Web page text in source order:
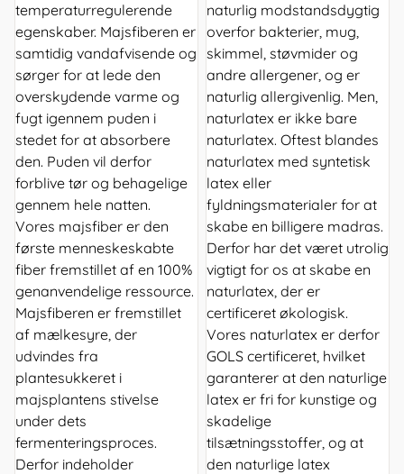
temperaturregulerende
egenskaber. Majsfiberen er
samtidig vandafvisende og
sørger for at lede den
overskydende varme og
fugt igennem puden i
stedet for at absorbere
den. Puden vil derfor
forblive tør og behagelige
gennem hele natten.
Vores majsfiber er den
første menneskeskabte
fiber fremstillet af en 100%
genanvendelige ressource.
Majsfiberen er fremstillet
af mælkesyre, der
udvindes fra
plantesukkeret i
majsplantens stivelse
under dets
fermenteringsproces.
Derfor indeholder
naturlig modstandsdygtig
overfor bakterier, mug,
skimmel, støvmider og
andre allergener, og er
naturlig allergivenlig. Men,
naturlatex er ikke bare
naturlatex. Oftest blandes
naturlatex med syntetisk
latex eller
fyldningsmaterialer for at
skabe en billigere madras.
Derfor har det været utrolig
vigtigt for os at skabe en
naturlatex, der er
certificeret økologisk.
Vores naturlatex er derfor
GOLS certificeret, hvilket
garanterer at den naturlige
latex er fri for kunstige og
skadelige
tilsætningsstoffer, og at
den naturlige latex